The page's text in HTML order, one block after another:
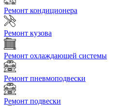
Ремонт кондиционера
Ремонт кузова
Ремонт охлаждающей системы
Ремонт пневмоподвески
Ремонт подвески